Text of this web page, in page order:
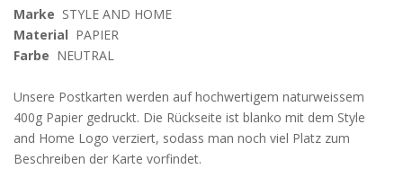
Marke STYLE AND HOME
Material PAPIER
Farbe NEUTRAL
Unsere Postkarten werden auf hochwertigem naturweissem
400g Papier gedruckt. Die Rückseite ist blanko mit dem Style
and Home Logo verziert, sodass man noch viel Platz zum
Beschreiben der Karte vorfindet.